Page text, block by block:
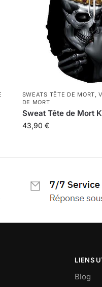
SWEATS TÊTE DE MORT,
DE MORT
Sweat Tête de Mort
43,90 €
LIENS
Blog